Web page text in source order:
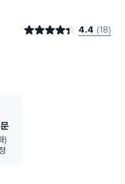
별점 4.4점 4.4 (18)
)